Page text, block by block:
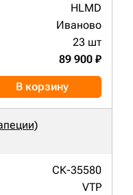
HLMD
Иваново
23 шт
89 900 ₽
В корзину
СК-35580
VTP